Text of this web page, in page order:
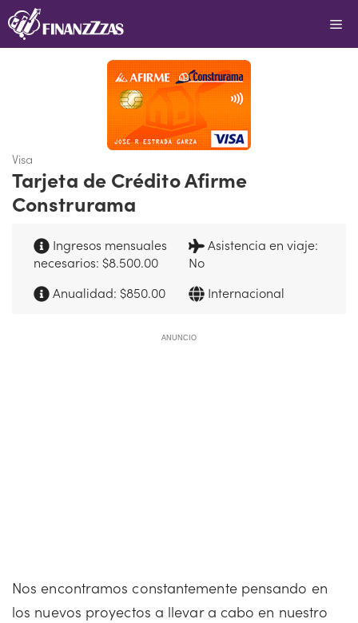
Saltar
al
Visa
Tarjeta de Crédito Afirme
Construrama
Ingresos mensuales
necesarios: $8.500.00
Asistencia en viaje:
No
Anualidad: $850.00
Internacional
ANUNCIO
Nos encontramos constantemente pensando en
los nuevos proyectos a llevar a cabo en nuestro